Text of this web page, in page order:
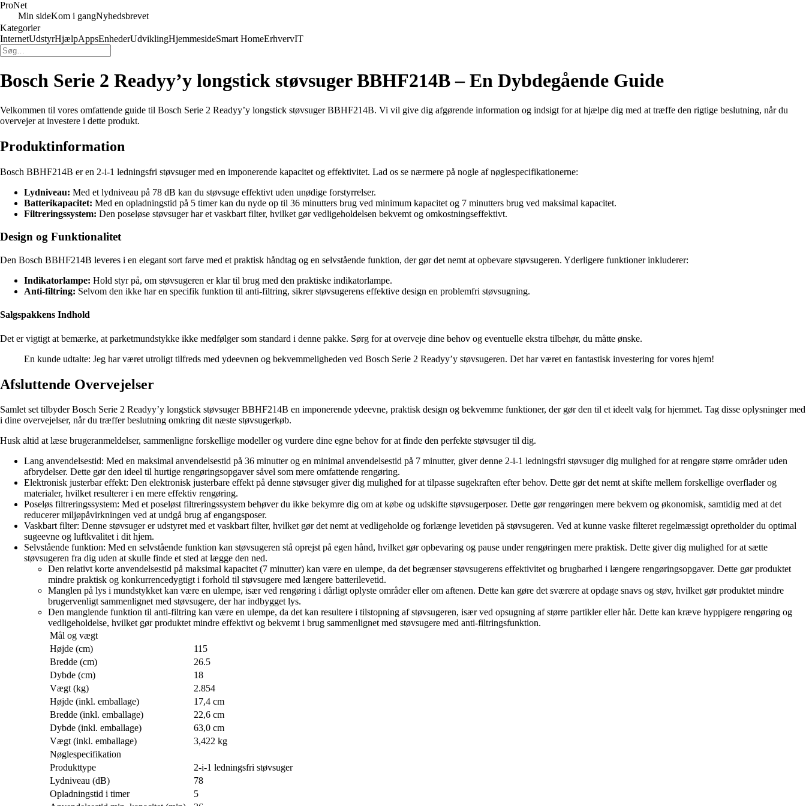
ProNet
Min sideKom i gangNyhedsbrevet
Kategorier
InternetUdstyrHjælpAppsEnhederUdviklingHjemmesideSmart HomeErhvervIT
Bosch Serie 2 Readyy’y longstick støvsuger BBHF214B – En Dybdegående Guide
Velkommen til vores omfattende guide til Bosch Serie 2 Readyy’y longstick støvsuger BBHF214B. Vi vil give dig afgørende information og indsigt for at hjælpe dig med at træffe den rigtige beslutning, når du
overvejer at investere i dette produkt.
Produktinformation
Bosch BBHF214B er en 2-i-1 ledningsfri støvsuger med en imponerende kapacitet og effektivitet. Lad os se nærmere på nogle af nøglespecifikationerne:
Lydniveau: Med et lydniveau på 78 dB kan du støvsuge effektivt uden unødige forstyrrelser.
Batterikapacitet: Med en opladningstid på 5 timer kan du nyde op til 36 minutters brug ved minimum kapacitet og 7 minutters brug ved maksimal kapacitet.
Filtreringssystem: Den poseløse støvsuger har et vaskbart filter, hvilket gør vedligeholdelsen bekvemt og omkostningseffektivt.
Design og Funktionalitet
Den Bosch BBHF214B leveres i en elegant sort farve med et praktisk håndtag og en selvstående funktion, der gør det nemt at opbevare støvsugeren. Yderligere funktioner inkluderer:
Indikatorlampe: Hold styr på, om støvsugeren er klar til brug med den praktiske indikatorlampe.
Anti-filtring: Selvom den ikke har en specifik funktion til anti-filtring, sikrer støvsugerens effektive design en problemfri støvsugning.
Salgspakkens Indhold
Det er vigtigt at bemærke, at parketmundstykke ikke medfølger som standard i denne pakke. Sørg for at overveje dine behov og eventuelle ekstra tilbehør, du måtte ønske.
En kunde udtalte: Jeg har været utroligt tilfreds med ydeevnen og bekvemmeligheden ved Bosch Serie 2 Readyy’y støvsugeren. Det har været en fantastisk investering for vores hjem!
Afsluttende Overvejelser
Samlet set tilbyder Bosch Serie 2 Readyy’y longstick støvsuger BBHF214B en imponerende ydeevne, praktisk design og bekvemme funktioner, der gør den til et ideelt valg for hjemmet. Tag disse oplysninger med
i dine overvejelser, når du træffer beslutning omkring dit næste støvsugerkøb.
Husk altid at læse brugeranmeldelser, sammenligne forskellige modeller og vurdere dine egne behov for at finde den perfekte støvsuger til dig.
Lang anvendelsestid: Med en maksimal anvendelsestid på 36 minutter og en minimal anvendelsestid på 7 minutter, giver denne 2-i-1 ledningsfri støvsuger dig mulighed for at rengøre større områder uden
afbrydelser. Dette gør den ideel til hurtige rengøringsopgaver såvel som mere omfattende rengøring.
Elektronisk justerbar effekt: Den elektronisk justerbare effekt på denne støvsuger giver dig mulighed for at tilpasse sugekraften efter behov. Dette gør det nemt at skifte mellem forskellige overflader og
materialer, hvilket resulterer i en mere effektiv rengøring.
Poseløs filtreringssystem: Med et poseløst filtreringssystem behøver du ikke bekymre dig om at købe og udskifte støvsugerposer. Dette gør rengøringen mere bekvem og økonomisk, samtidig med at det
reducerer miljøpåvirkningen ved at undgå brug af engangsposer.
Vaskbart filter: Denne støvsuger er udstyret med et vaskbart filter, hvilket gør det nemt at vedligeholde og forlænge levetiden på støvsugeren. Ved at kunne vaske filteret regelmæssigt opretholder du optimal
sugeevne og luftkvalitet i dit hjem.
Selvstående funktion: Med en selvstående funktion kan støvsugeren stå oprejst på egen hånd, hvilket gør opbevaring og pause under rengøringen mere praktisk. Dette giver dig mulighed for at sætte
støvsugeren fra dig uden at skulle finde et sted at lægge den ned.
Den relativt korte anvendelsestid på maksimal kapacitet (7 minutter) kan være en ulempe, da det begrænser støvsugerens effektivitet og brugbarhed i længere rengøringsopgaver. Dette gør produktet
mindre praktisk og konkurrencedygtigt i forhold til støvsugere med længere batterilevetid.
Manglen på lys i mundstykket kan være en ulempe, især ved rengøring i dårligt oplyste områder eller om aftenen. Dette kan gøre det sværere at opdage snavs og støv, hvilket gør produktet mindre
brugervenligt sammenlignet med støvsugere, der har indbygget lys.
Den manglende funktion til anti-filtring kan være en ulempe, da det kan resultere i tilstopning af støvsugeren, især ved opsugning af større partikler eller hår. Dette kan kræve hyppigere rengøring og
vedligeholdelse, hvilket gør produktet mindre effektivt og bekvemt i brug sammenlignet med støvsugere med anti-filtringsfunktion.
Mål og vægt
Højde (cm)
115
Bredde (cm)
26.5
Dybde (cm)
18
Vægt (kg)
2.854
Højde (inkl. emballage)
17,4 cm
Bredde (inkl. emballage)
22,6 cm
Dybde (inkl. emballage)
63,0 cm
Vægt (inkl. emballage)
3,422 kg
Nøglespecifikation
Produkttype
2-i-1 ledningsfri støvsuger
Lydniveau (dB)
78
Opladningstid i timer
5